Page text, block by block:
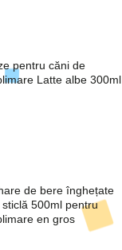
pentru căni de
Latte albe 300ml
de bere înghețate
sticlă 500ml pentru
en gros